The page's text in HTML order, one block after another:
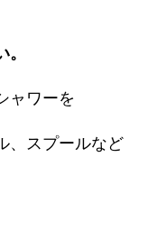
ャワーを
、スプールなど